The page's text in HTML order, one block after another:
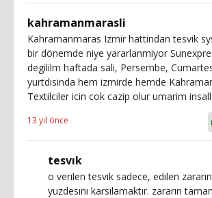
kahramanmarasli
Kahramanmaras Izmir hattindan tesvik
bir dönemde niye yararlanmiyor
degililm haftada sali, Persembe,
yurtdisinda hem izmirde hemde
Textilciler icin cok cazip olur umarim
13 yıl önce
tesvık
o verılen tesvık sadece, edılen zararın
yuzdesını karsılamaktır. zararın